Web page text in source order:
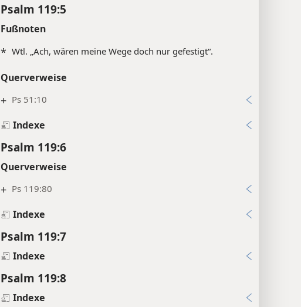
Psalm 119:5
Fußnoten
* Wtl. „Ach, wären meine Wege doch nur gefestigt“.
Querverweise
+ Ps 51:10
Indexe
Psalm 119:6
Querverweise
+ Ps 119:80
Indexe
Psalm 119:7
Indexe
Psalm 119:8
Indexe